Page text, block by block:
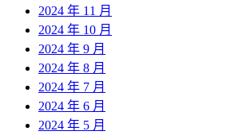
2024 年 11 月
2024 年 10 月
2024 年 9 月
2024 年 8 月
2024 年 7 月
2024 年 6 月
2024 年 5 月